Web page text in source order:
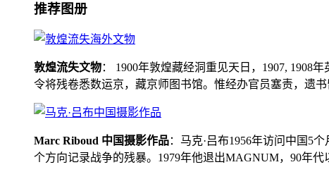
推荐图册
敦煌流失文物： 1900年敦煌藏经洞重见天日，1907, 1908
令将残卷悉数运京，藏京师图书馆。惟经办官员塞责，遗
Marc Riboud 中国摄影作品：马克·吕布1956年访问中国5
个方向记录战争的残暴。1979年他退出MAGNUM，90年代